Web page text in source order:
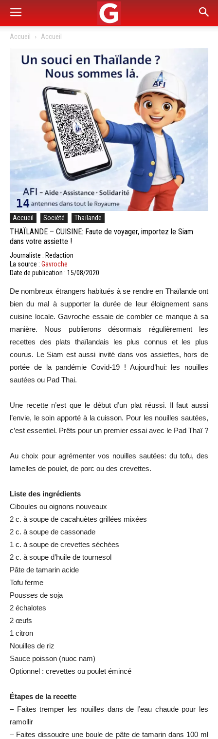
Accueil Accueil
Accueil Société Thaïlande
THAÏLANDE – CUISINE: Faute de voyager, importez le Siam
dans votre assiette !
Journaliste : Redaction
La source : Gavroche
Date de publication : 15/08/2020
De nombreux étrangers habitués à se rendre en Thaïlande ont
bien du mal à supporter la durée de leur éloignement sans
cuisine locale. Gavroche essaie de combler ce manque à sa
manière. Nous publierons désormais régulièrement les
recettes des plats thaïlandais les plus connus et les plus
courus. Le Siam est aussi invité dans vos assiettes, hors de
portée de la pandémie Covid-19 ! Aujourd’hui: les nouilles
sautées ou Pad Thai.
Une recette n’est que le début d’un plat réussi. Il faut aussi
l’envie, le soin apporté à la cuisson. Pour les nouilles sautées,
c’est essentiel. Prêts pour un premier essai avec le Pad Thaï ?
Au choix pour agrémenter vos nouilles sautées: du tofu, des
lamelles de poulet, de porc ou des crevettes.
Liste des ingrédients
Ciboules ou oignons nouveaux
2 c. à soupe de cacahuètes grillées mixées
2 c. à soupe de cassonade
1 c. à soupe de crevettes séchées
2 c. à soupe d’huile de tournesol
Pâte de tamarin acide
Tofu ferme
Pousses de soja
2 échalotes
2 œufs
1 citron
Nouilles de riz
Sauce poisson (nuoc nam)
Optionnel : crevettes ou poulet émincé
Étapes de la recette
– Faites tremper les nouilles dans de l’eau chaude pour les
ramollir
– Faites dissoudre une boule de pâte de tamarin dans 100 ml